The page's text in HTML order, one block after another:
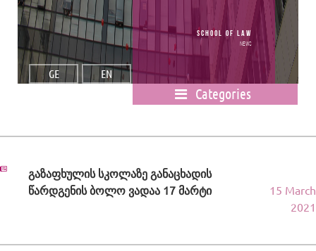
GE EN
School of Law
News
Categories
გაზაფხულის სკოლაზე განაცხადის
წარდგენის ბოლო ვადაა 17 მარტი
15 March
2021